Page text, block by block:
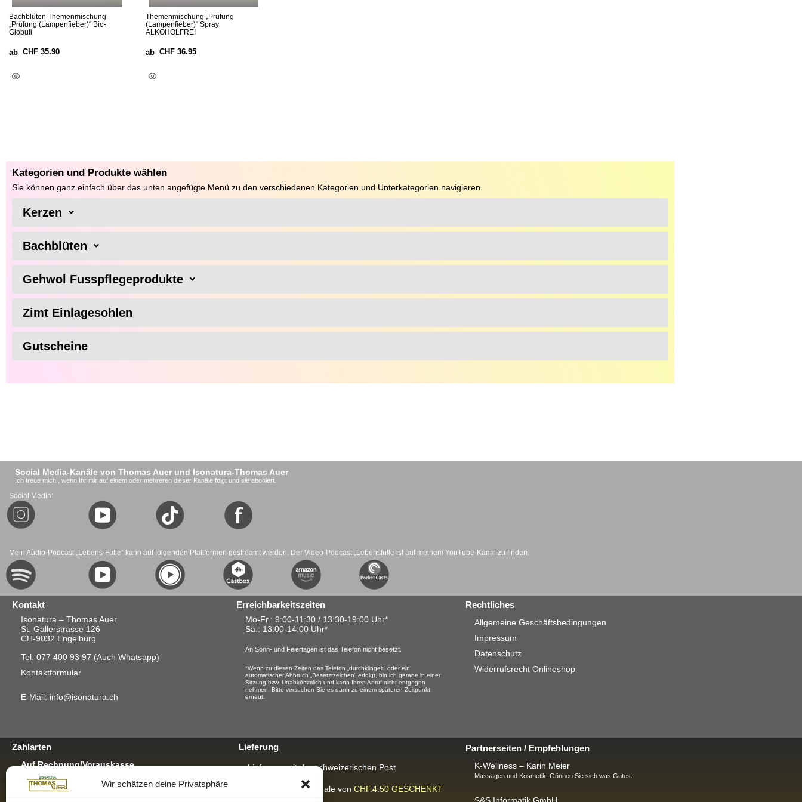
Wir schätzen deine Privatsphäre
Bachblüten Themenmischung
„Prüfung (Lampenfieber)“ Bio-
Globuli
ab CHF 35.90
Themenmischung „Prüfung
(Lampenfieber)“ Spray
ALKOHOLFREI
ab CHF 36.95
Kategorien und Produkte wählen
Sie können ganz einfach über das unten angefügte Menü zu den verschiedenen Kategorien und Unterkategorien navigieren.
Kerzen
Bachblüten
Gehwol Fusspflegeprodukte
Zimt Einlagesohlen
Gutscheine
Social Media-Kanäle von Thomas Auer und Isonatura-Thomas Auer
Ich freue mich , wenn Ihr mir auf einem oder mehreren dieser Kanäle folgt und sie aboniert.
Social Media:
Mein Audio-Podcast „Lebens-Fülle“ kann auf folgenden Plattformen gestreamt werden. Der Video-Podcast „Lebensfülle ist auf meinem YouTube-Kanal zu finden.
Kontakt
Isonatura – Thomas Auer
St. Gallerstrasse 126
CH-9032 Engelburg
Tel. 077 400 93 97 (Auch Whatsapp)
Kontaktformular
E-Mail: info@isonatura.ch
Erreichbarkeitszeiten
Mo-Fr.: 9:00-11:30 / 13:30-19:00 Uhr*
Sa. : 13:00-14:00 Uhr*
An Sonn- und Feiertagen ist das Telefon nicht besetzt.
*Wenn zu diesen Zeiten das Telefon „durchklingelt“ oder ein
automatischer Abbruch „Besetztzeichen“ erfolgt, bin ich gerade in einer
Sitzung bzw. Unabkömmlich und kann Ihren Anruf nicht entgegen
nehmen. Bitte versuchen Sie es dann zu einem späteren Zeitpunkt
erneut.
Rechtliches
Allgemeine Geschäftsbedingungen
Impressum
Datenschutz
Widerrufsrecht Onlineshop
Zahlarten
Auf Rechnung/Vorauskasse
Postschalter-Zahlung.
Für mehr Infos hier klicken
Lieferung
Lieferung mit der schweizerischen Post
Verpackungspauschale von CHF.4.50 GESCHENKT
Partnerseiten / Empfehlungen
K-Wellness – Karin Meier
Massagen und Kosmetik. Gönnen Sie sich was Gutes.